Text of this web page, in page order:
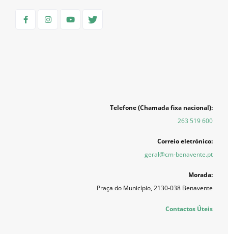
Telefone (Chamada fixa nacional):
263 519 600
Correio eletrónico:
geral@cm-benavente.pt
Morada:
Praça do Município, 2130-038 Benavente
Contactos Úteis